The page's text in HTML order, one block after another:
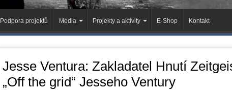
Podpora projektů Média Projekty a aktivity E-Shop Kontakt
Jesse Ventura: Zakladatel Hnutí
„Off the grid“ Jesseho Ventury